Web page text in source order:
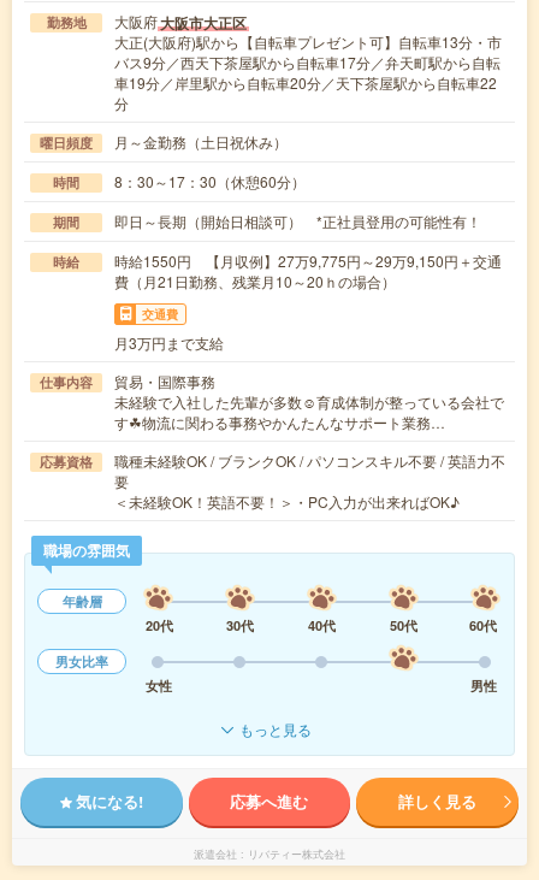
勤務地 大阪府大阪市大正区
大正(大阪府)駅から【自転車プレゼント可】自転車13分・市
バス9分／西天下茶屋駅から自転車17分／弁天町駅から自転
車19分／岸里駅から自転車20分／天下茶屋駅から自転車22
分
曜日頻度 月～金勤務（土日祝休み）
時間 8：30～17：30（休憩60分）
期間 即日～長期（開始日相談可） *正社員登用の可能性有！
時給
時給1550円 【月収例】27万9,775円～29万9,150円＋交通
費（月21日勤務、残業月10～20ｈの場合）
交通費
月3万円まで支給
仕事内容
貿易・国際事務
未経験で入社した先輩が多数☺育成体制が整っている会社で
す☘︎物流に関わる事務やかんたんなサポート業務…
応募資格
職種未経験OK / ブランクOK / パソコンスキル不要 / 英語力不
要
＜未経験OK！英語不要！＞・PC入力が出来ればOK♪
職場の雰囲気
年齢層
20代
30代 40代 50代
60代
男女比率
女性
男性
もっと見る
気になる! 応募へ進む 詳しく見る
派遣会社 リバティー株式会社